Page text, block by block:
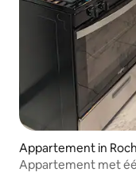
Appartement in
Appartement met